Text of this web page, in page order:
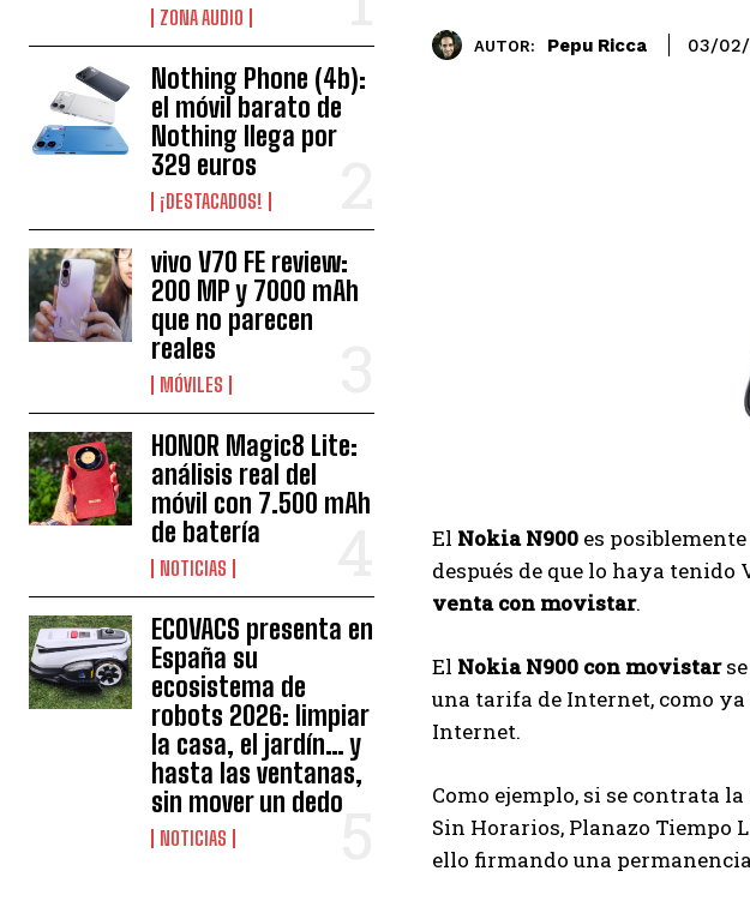
ZONA AUDIO
Nothing Phone (4b):
el móvil barato de
Nothing llega por
329 euros
¡DESTACADOS!
vivo V70 FE review:
200 MP y 7000 mAh
que no parecen
reales
MÓVILES
HONOR Magic8 Lite:
análisis real del
móvil con 7.500 mAh
de batería
NOTICIAS
ECOVACS presenta en
España su
ecosistema de
robots 2026: limpiar
la casa, el jardín… y
hasta las ventanas,
sin mover un dedo
NOTICIAS
AUTOR: Pepu Ricca 03/02/
El Nokia N900 es
después de que lo haya
venta con movistar.
El Nokia N900 con movistar
una tarifa de Internet, como
Internet.
Como ejemplo, si se contrata la
Sin Horarios, Planazo Tiempo
ello firmando una